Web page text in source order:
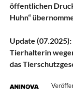
öffentlichen
Huhn“
Update
Tierhalterin
das